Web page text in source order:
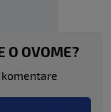
O OVOME?